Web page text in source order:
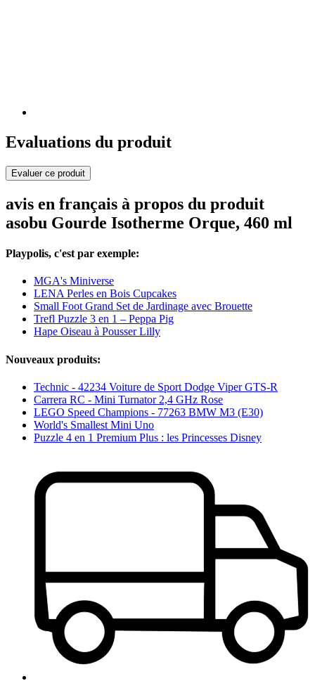
Evaluations du produit
Evaluer ce produit
avis en français à propos du produit
asobu Gourde Isotherme Orque, 460 ml
Playpolis, c'est par exemple:
MGA's Miniverse
LENA Perles en Bois Cupcakes
Small Foot Grand Set de Jardinage avec Brouette
Trefl Puzzle 3 en 1 – Peppa Pig
Hape Oiseau à Pousser Lilly
Nouveaux produits:
Technic - 42234 Voiture de Sport Dodge Viper GTS-R
Carrera RC - Mini Turnator 2,4 GHz Rose
LEGO Speed Champions - 77263 BMW M3 (E30)
World's Smallest Mini Uno
Puzzle 4 en 1 Premium Plus : les Princesses Disney